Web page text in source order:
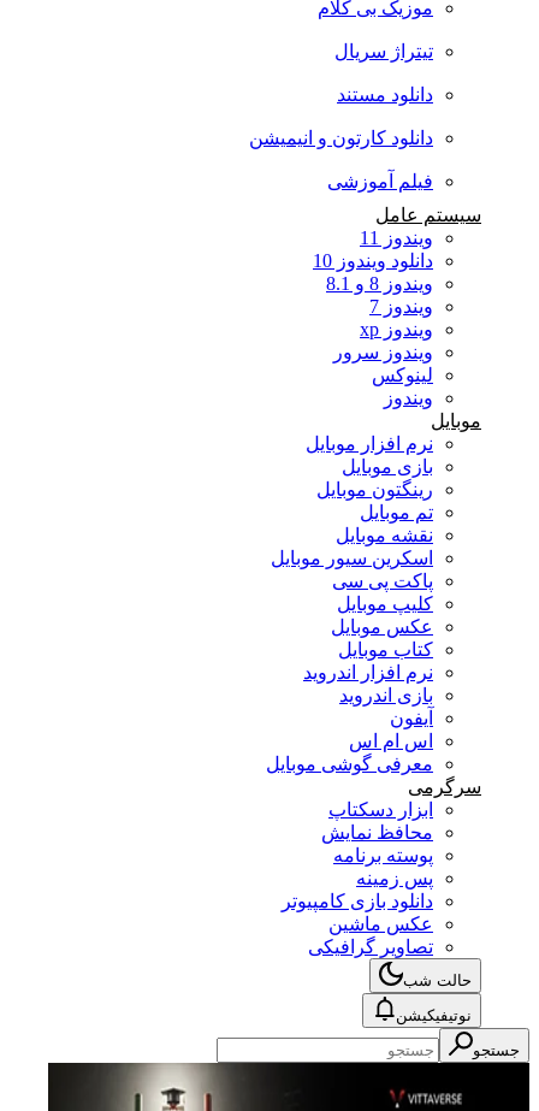
موزیک بی کلام
تیتراژ سریال
دانلود مستند
دانلود کارتون و انیمیشن
فیلم آموزشی
سیستم عامل
ویندوز 11
دانلود ویندوز 10
ویندوز 8 و 8.1
ویندوز 7
ویندوز xp
ویندوز سرور
لینوکس
ویندوز
موبایل
نرم افزار موبایل
بازی موبایل
رینگتون موبایل
تم موبایل
نقشه موبایل
اسکرین سیور موبایل
پاکت پی سی
کلیپ موبایل
عکس موبایل
کتاب موبایل
نرم افزار اندروید
بازی اندروید
آیفون
اس ام اس
معرفی گوشی موبایل
سرگرمی
ابزار دسکتاپ
محافظ نمایش
پوسته برنامه
پس زمینه
دانلود بازی کامپیوتر
عکس ماشین
تصاویر گرافیکی
حالت شب
نوتیفیکیشن
جستجو